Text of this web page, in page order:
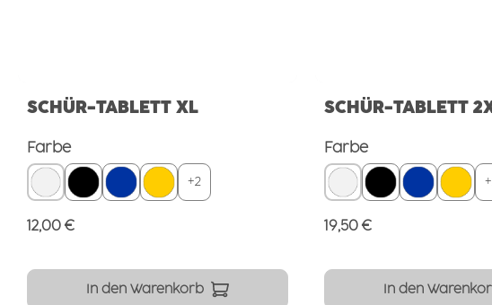
SCHÜR-TABLETT XL
Farbeauswählen
+2
Regulärer Preis:
12,00 €
In den Warenkorb
SCHÜR-TABLETT
Farbeauswählen
+
Regulärer Preis:
19,50 €
In den